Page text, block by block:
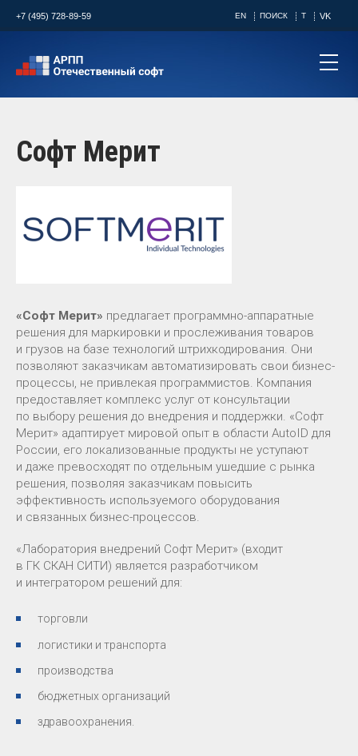
+7 (495) 728-89-59 EN ПОИСК T VK
Софт Мерит
«Софт Мерит» предлагает программно-аппаратные
решения для маркировки и прослеживания товаров
и грузов на базе технологий штрихкодирования. Они
позволяют заказчикам автоматизировать свои бизнес-
процессы, не привлекая программистов. Компания
предоставляет комплекс услуг от консультации
по выбору решения до внедрения и поддержки. «Софт
Мерит» адаптирует мировой опыт в области AutoID для
России, его локализованные продукты не уступают
и даже превосходят по отдельным ушедшие с рынка
решения, позволяя заказчикам повысить
эффективность используемого оборудования
и связанных бизнес-процессов.
«Лаборатория внедрений Софт Мерит» (входит
в ГК СКАН СИТИ) является разработчиком
и интегратором решений для:
торговли
логистики и транспорта
производства
бюджетных организаций
здравоохранения.